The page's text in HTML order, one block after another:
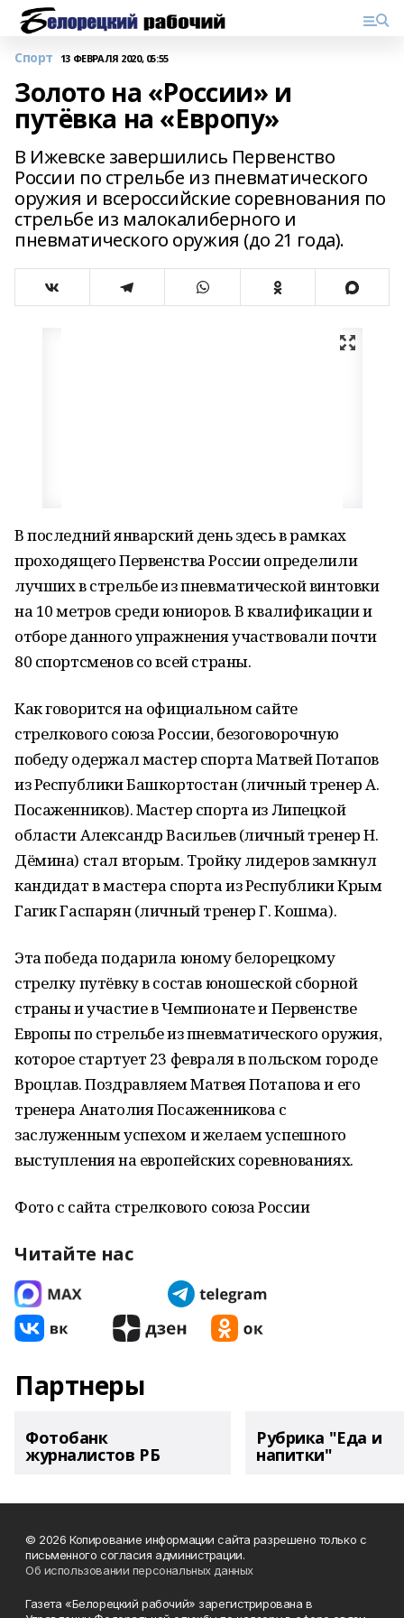
Спорт 13 ФЕВРАЛЯ 2020, 05:55
Золото на «России» и
путёвка на «Европу»
В Ижевске завершились Первенство
России по стрельбе из пневматического
оружия и всероссийские соревнования по
стрельбе из малокалиберного и
пневматического оружия (до 21 года).
В последний январский день здесь в рамках
проходящего Первенства России определили
лучших в стрельбе из пневматической винтовки
на 10 метров среди юниоров. В квалификации и
отборе данного упражнения участвовали почти
80 спортсменов со всей страны.
Как говорится на официальном сайте
стрелкового союза России, безоговорочную
победу одержал мастер спорта Матвей Потапов
из Республики Башкортостан (личный тренер А.
Посаженников). Мастер спорта из Липецкой
области Александр Васильев (личный тренер Н.
Дёмина) стал вторым. Тройку лидеров замкнул
кандидат в мастера спорта из Республики Крым
Гагик Гаспарян (личный тренер Г. Кошма).
Эта победа подарила юному белорецкому
стрелку путёвку в состав юношеской сборной
страны и участие в Чемпионате и Первенстве
Европы по стрельбе из пневматического оружия,
которое стартует 23 февраля в польском городе
Вроцлав. Поздравляем Матвея Потапова и его
тренера Анатолия Посаженникова с
заслуженным успехом и желаем успешного
выступления на европейских соревнованиях.
Фото с сайта стрелкового союза России
Читайте нас
Партнеры
Фотобанк
журналистов РБ
Рубрика "Еда и
напитки"
© 2026 Копирование информации сайта разрешено только с
письменного согласия администрации.
Об использовании персональных данных
Газета «Белорецкий рабочий» зарегистрирована в